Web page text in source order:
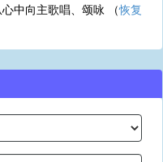
中向主歌唱、颂咏 （恢复